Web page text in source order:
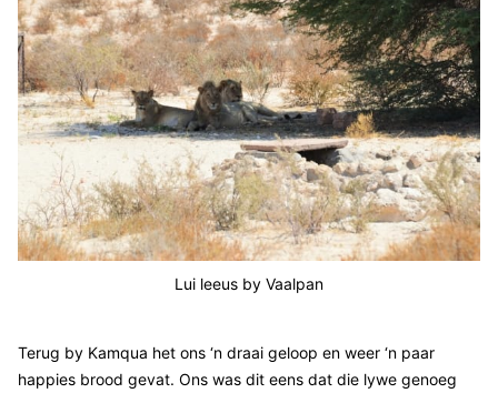
Lui leeus by Vaalpan
Terug by Kamqua het ons ‘n draai geloop en weer ‘n paar
happies brood gevat. Ons was dit eens dat die lywe genoeg